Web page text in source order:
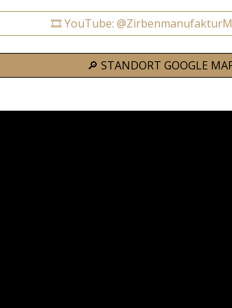
🎞️ YouTube:
🔎 STANDORT GOOGLE